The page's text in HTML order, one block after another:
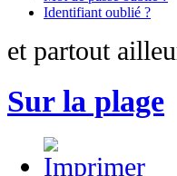
Identifiant oublié ?
et partout
Sur la plage